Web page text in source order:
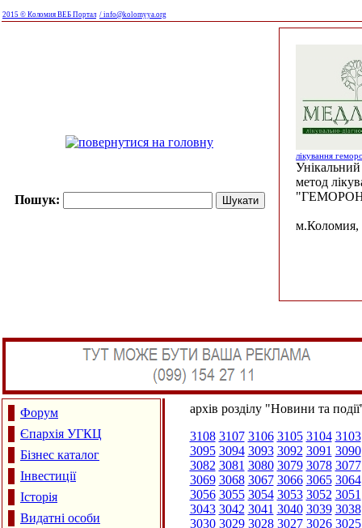
2015 © Коломия ВЕБ Портал / info@kolomyya.org
Пошук:
лікування
Унікальний
метод
м.Коломия,
Форум
Єпархія УГКЦ
Бізнес каталог
Інвестиції
Історія
Видатні особи
архів розділу "Новини та
3108 3107 3106 3105 3104 3103
3095 3094 3093 3092 3091 3090
3082 3081 3080 3079 3078 3077
3069 3068 3067 3066 3065 3064
3056 3055 3054 3053 3052 3051
3043 3042 3041 3040 3039 3038
3030 3029 3028 3027 3026 3025